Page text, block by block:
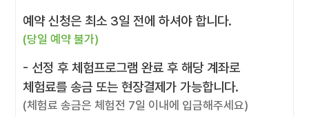
예약 신청은 최소 3일 전에 하셔야 합니다.
(당일 예약 불가)
- 선정 후 체험프로그램 완료 후 해당 계좌로
체험료를 송금 또는 현장결제가 가능합니다.
(체험료 송금은 체험전 7일 이내에 입금해주세요)